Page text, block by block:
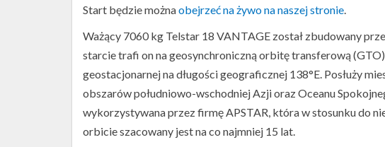
Start będzie możnaobejrzeć na żywo na naszej stronie.
Ważący 7060 kg Telstar 18 VANTAGE został zbudowany
starcie trafi on na geosynchroniczną orbitę transferową
geostacjonarnej na długości geograficznej 138°E. Posłuży
obszarów południowo-wschodniej Azji oraz Oceanu
wykorzystywana przez firmę APSTAR, która w stosunku do
orbicie szacowany jest na co najmniej 15 lat.